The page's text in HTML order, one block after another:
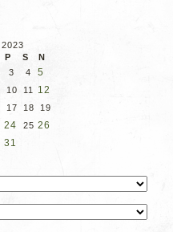
P S N
3 4 5
10 11 12
17 18 19
24 25 26
31